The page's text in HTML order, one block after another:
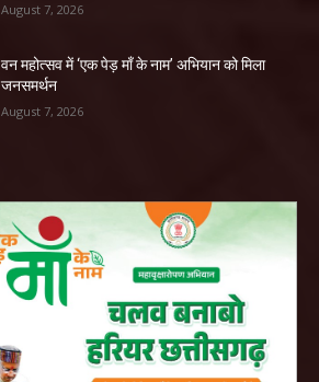
August 7, 2026
वन महोत्सव में ‘एक पेड़ माँ के नाम’ अभियान को मिला
जनसमर्थन
August 7, 2026